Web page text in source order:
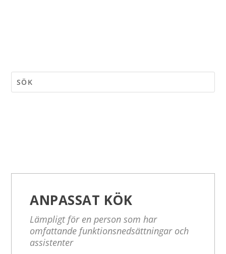
ANPASSAT KÖK
Lämpligt för en person som har
omfattande funktionsnedsättningar och
assistenter